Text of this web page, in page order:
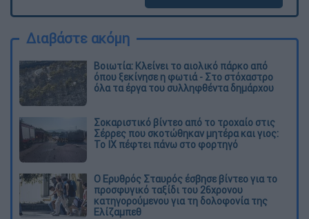
Διαβάστε ακόμη
Βοιωτία: Κλείνει το αιολικό πάρκο από
όπου ξεκίνησε η φωτιά - Στο στόχαστρο
όλα τα έργα του συλληφθέντα δημάρχου
Σοκαριστικό βίντεο από το τροχαίο στις
Σέρρες που σκοτώθηκαν μητέρα και γιος:
Το ΙΧ πέφτει πάνω στο φορτηγό
Ο Ερυθρός Σταυρός έσβησε βίντεο για το
προσφυγικό ταξίδι του 26χρονου
κατηγορούμενου για τη δολοφονία της
Ελίζαμπεθ